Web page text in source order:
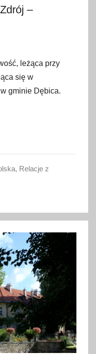
–
leżąca przy
się w
gminie Dębica.
, Relacje z